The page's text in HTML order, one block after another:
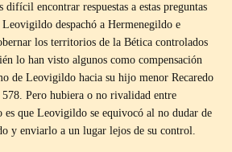
encontrar respuestas a estas preguntas
despachó a Hermenegildo e
los territorios de la Bética controlados
lo han visto algunos como compensación
de Leovigildo hacia su hijo menor Recaredo
Pero hubiera o no rivalidad entre
es que Leovigildo se equivocó al no dudar de
y enviarlo a un lugar lejos de su control.